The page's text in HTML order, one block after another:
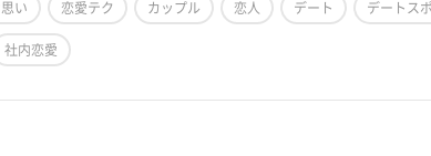
思い 恋愛テク カップル 恋人 デート デートス
社内恋愛